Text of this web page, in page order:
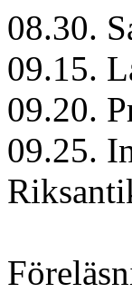
08.30.
09.15.
09.20.
09.25.